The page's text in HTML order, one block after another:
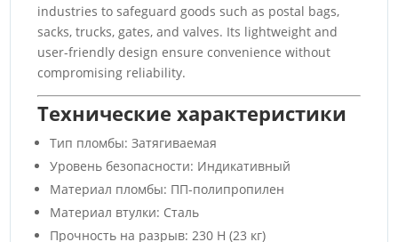
industries to safeguard goods such as postal bags,
sacks, trucks, gates, and valves. Its lightweight and
user-friendly design ensure convenience without
compromising reliability.
Технические характеристики
Тип пломбы: Затягиваемая
Уровень безопасности: Индикативный
Материал пломбы: ПП-полипропилен
Материал втулки: Сталь
Прочность на разрыв: 230 Н (23 кг)